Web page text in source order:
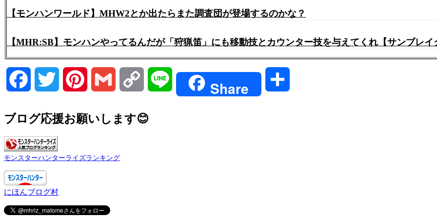
【モンハンワールド】MHW2とか出たらまた調査団が登場するのかな？
【MHR:SB】モンハンやってるんだが「狩猟笛」にも移動技とカウンター技を与えてくれ【サンブレイ
Facebook Twitter Pinterest Gmail Copy Share
ブログ応援お願いします😊
モンスターハンターライズランキング
にほんブログ村